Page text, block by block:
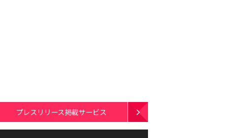
プレスリリース掲載サービス